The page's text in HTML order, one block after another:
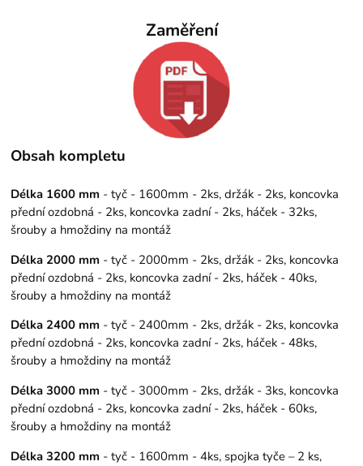
Zaměření
Obsah kompletu
Délka 1600 mm - tyč - 1600mm - 2ks, držák - 2ks, koncovka
přední ozdobná - 2ks, koncovka zadní - 2ks, háček - 32ks,
šrouby a hmoždiny na montáž
Délka 2000 mm - tyč - 2000mm - 2ks, držák - 2ks, koncovka
přední ozdobná - 2ks, koncovka zadní - 2ks, háček - 40ks,
šrouby a hmoždiny na montáž
Délka 2400 mm - tyč - 2400mm - 2ks, držák - 2ks, koncovka
přední ozdobná - 2ks, koncovka zadní - 2ks, háček - 48ks,
šrouby a hmoždiny na montáž
Délka 3000 mm - tyč - 3000mm - 2ks, držák - 3ks, koncovka
přední ozdobná - 2ks, koncovka zadní - 2ks, háček - 60ks,
šrouby a hmoždiny na montáž
Délka 3200 mm - tyč - 1600mm - 4ks, spojka tyče – 2 ks,